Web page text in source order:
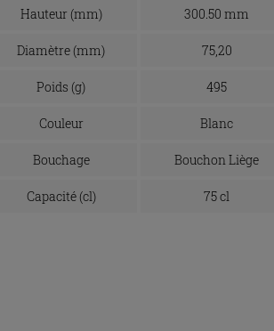
Hauteur (mm) 300.50 mm
Diamètre (mm) 75,20
Poids (g) 495
Couleur Blanc
Bouchage Bouchon Liège
Capacité (cl) 75 cl